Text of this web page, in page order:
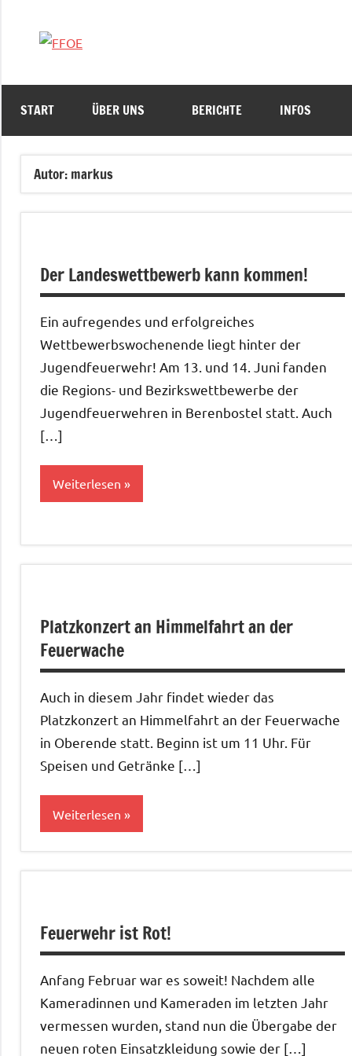
START ÜBER UNS BERICHTE INFOS
Autor: markus
Der Landeswettbewerb kann kommen!
Ein aufregendes und erfolgreiches
Wettbewerbswochenende liegt hinter der
Jugendfeuerwehr! Am 13. und 14. Juni fanden
die Regions- und Bezirkswettbewerbe der
Jugendfeuerwehren in Berenbostel statt. Auch
[…]
Weiterlesen
Platzkonzert an Himmelfahrt an der
Feuerwache
Auch in diesem Jahr findet wieder das
Platzkonzert an Himmelfahrt an der Feuerwache
in Oberende statt. Beginn ist um 11 Uhr. Für
Speisen und Getränke […]
Weiterlesen
Feuerwehr ist Rot!
Anfang Februar war es soweit! Nachdem alle
Kameradinnen und Kameraden im letzten Jahr
vermessen wurden, stand nun die Übergabe der
neuen roten Einsatzkleidung sowie der […]